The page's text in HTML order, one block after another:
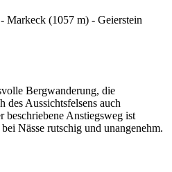
Markeck (1057 m) - Geierstein
Bergwanderung, die
des Aussichtsfelsens auch
Anstiegsweg ist
Nässe rutschig und unangenehm.